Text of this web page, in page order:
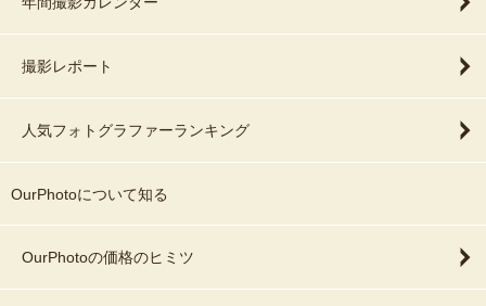
撮影レポート
人気フォトグラファーランキング
OurPhotoについて知る
OurPhotoの価格のヒミツ